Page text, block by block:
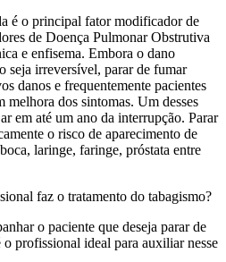
é o principal fator modificador de
de Doença Pulmonar Obstrutiva
e enfisema. Embora o dano
seja irreversível, parar de fumar
danos e frequentemente pacientes
melhora dos sintomas. Um desses
em até um ano da interrupção. Parar
o risco de aparecimento de
laringe, faringe, próstata entre
faz o tratamento do tabagismo?
o paciente que deseja parar de
profissional ideal para auxiliar nesse